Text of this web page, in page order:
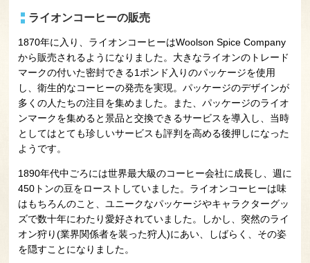
ライオンコーヒーの販売
1870年に入り、ライオンコーヒーはWoolson Spice Company
から販売されるようになりました。大きなライオンのトレード
マークの付いた密封できる1ポンド入りのパッケージを使用
し、衛生的なコーヒーの発売を実現。パッケージのデザインが
多くの人たちの注目を集めました。また、パッケージのライオ
ンマークを集めると景品と交換できるサービスを導入し、当時
としてはとても珍しいサービスも評判を高める後押しになった
ようです。
1890年代中ごろには世界最大級のコーヒー会社に成長し、週に
450トンの豆をローストしていました。ライオンコーヒーは味
はもちろんのこと、ユニークなパッケージやキャラクターグッ
ズで数十年にわたり愛好されていました。しかし、突然のライ
オン狩り(業界関係者を装った狩人)にあい、しばらく、その姿
を隠すことになりました。